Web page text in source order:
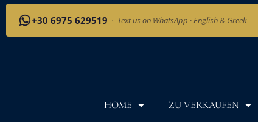
+30 6975 629519 · Text us on WhatsApp · English & Greek
HOME ZU VERKAUFEN